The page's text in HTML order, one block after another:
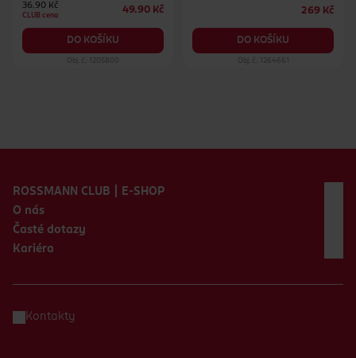
36.90 Kč
CLUB cena
49.90 Kč
DO KOŠÍKU
Obj. č.: 1205800
269 Kč
DO KOŠÍKU
Obj. č.: 1264661
ROSSMANN CLUB | E-SHOP
O nás
Časté dotazy
Kariéra
Kontakty